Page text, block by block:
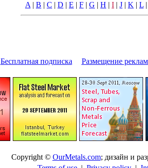
A | B | C | D | E | F | G | H | I | J | K | L
Бесплатная подписка Размещение
Copyright © OurMetals.com; дизайн и